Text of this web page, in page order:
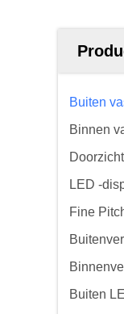
Buiten
Binnen
LED -
Fine
Buiten